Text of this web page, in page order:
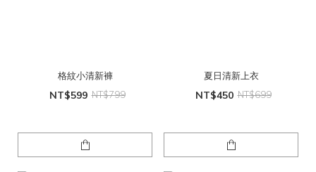
格紋小清新褲
NT$599 NT$799
夏日清新上衣
NT$450 NT$699